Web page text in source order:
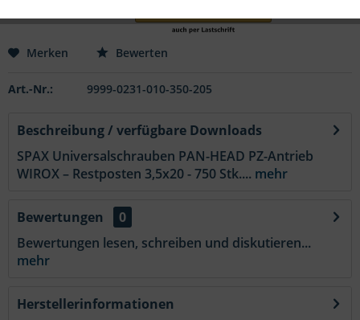
Merken Bewerten
Art.-Nr.: 9999-0231-010-350-205
Beschreibung / verfügbare Downloads
SPAX Universalschrauben PAN-HEAD PZ-Antrieb
WIROX – Restposten 3,5x20 - 750 Stk.... mehr
Bewertungen
0
Bewertungen lesen, schreiben und diskutieren...
mehr
Herstellerinformationen